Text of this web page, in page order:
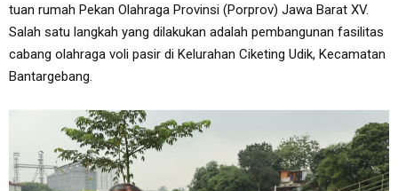
tuan rumah Pekan Olahraga Provinsi (Porprov) Jawa Barat XV.
Salah satu langkah yang dilakukan adalah pembangunan fasilitas
cabang olahraga voli pasir di Kelurahan Ciketing Udik, Kecamatan
Bantargebang.